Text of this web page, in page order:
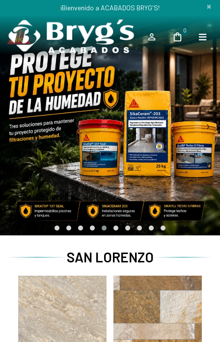
¡Bienvenido a ACABADOS BRYG'S! ×
0
‹ ›
SAN LORENZO